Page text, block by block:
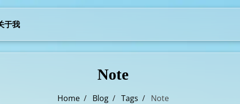
于我
Note
Home / Blog / Tags / Note